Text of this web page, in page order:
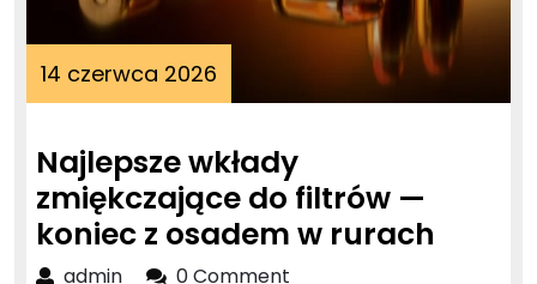
14 czerwca 2026
czerwca
Najlepsze wkłady
zmiękczające do filtrów —
koniec z osadem w rurach
adminadmin0 Comment